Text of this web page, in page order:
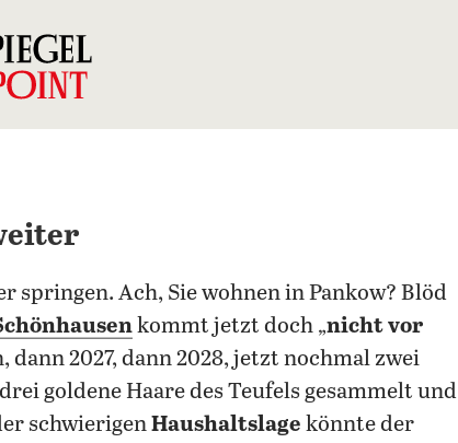
springen. Ach, Sie wohnen in Pankow? Blöd
kommt jetzt doch „nicht vor
dann 2027, dann 2028, jetzt nochmal zwei
goldene Haare des Teufels gesammelt und
schwierigenHaushaltslage könnte der